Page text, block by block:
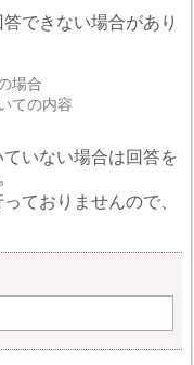
できない場合があり
場合
ての内容
いない場合は回答を
ておりませんので、